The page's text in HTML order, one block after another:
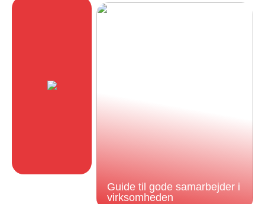
Guide til gode samarbejder i
virksomheden